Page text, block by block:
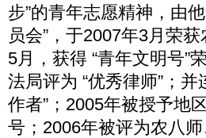
步”的青年志愿精神，由
员会”，于2007年3月荣
5月，获得 “青年文明号”
法局评为 “优秀律师”；
作者”；2005年被授予地
号；2006年被评为农八